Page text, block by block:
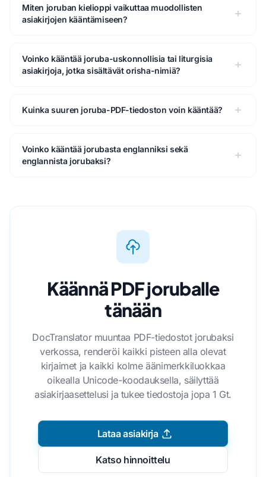
Miten joruban kielioppi vaikuttaa muodollisten
asiakirjojen kääntämiseen?
Voinko kääntää joruba-uskonnollisia tai liturgisia
asiakirjoja, jotka sisältävät orisha-nimiä?
Kuinka suuren joruba-PDF-tiedoston voin kääntää?
Voinko kääntää jorubasta englanniksi sekä
englannista jorubaksi?
Käännä PDF joruballe
tänään
DocTranslator muuntaa PDF-tiedostot jorubaksi
verkossa, renderöi kaikki pisteen alla olevat
kirjaimet ja kaikki kolme äänimerkkiluokkaa
oikealla Unicode-koodauksella, säilyttää
asiakirjaasettelusi ja tukee tiedostoja jopa 1 Gt.
Lataa asiakirja
Katso hinnoittelu